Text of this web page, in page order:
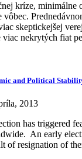
kríze, minimálne
skeptickejšej
viac nekrytých fiat
and Political
2013
has triggered
An early
of resignation of